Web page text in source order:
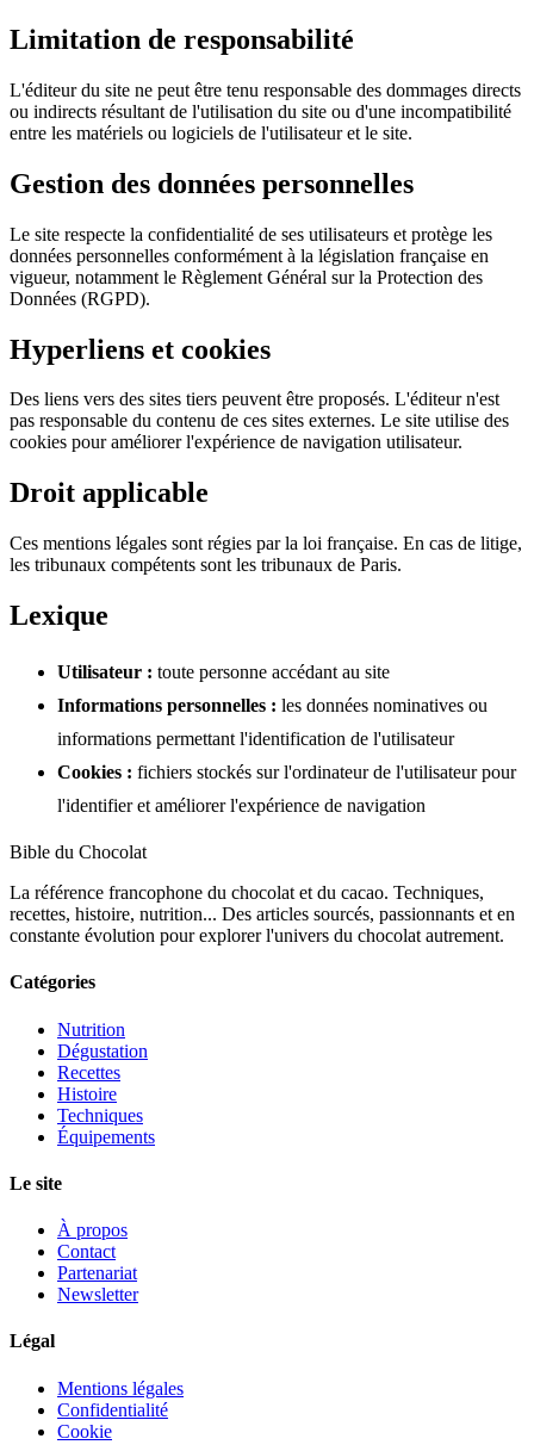
Limitation de responsabilité
L'éditeur du site ne peut être tenu responsable des dommages directs
ou indirects résultant de l'utilisation du site ou d'une incompatibilité
entre les matériels ou logiciels de l'utilisateur et le site.
Gestion des données personnelles
Le site respecte la confidentialité de ses utilisateurs et protège les
données personnelles conformément à la législation française en
vigueur, notamment le Règlement Général sur la Protection des
Données (RGPD).
Hyperliens et cookies
Des liens vers des sites tiers peuvent être proposés. L'éditeur n'est
pas responsable du contenu de ces sites externes. Le site utilise des
cookies pour améliorer l'expérience de navigation utilisateur.
Droit applicable
Ces mentions légales sont régies par la loi française. En cas de litige,
les tribunaux compétents sont les tribunaux de Paris.
Lexique
Utilisateur : toute personne accédant au site
Informations personnelles : les données nominatives ou
informations permettant l'identification de l'utilisateur
Cookies : fichiers stockés sur l'ordinateur de l'utilisateur pour
l'identifier et améliorer l'expérience de navigation
Bible du Chocolat
La référence francophone du chocolat et du cacao. Techniques,
recettes, histoire, nutrition... Des articles sourcés, passionnants et en
constante évolution pour explorer l'univers du chocolat autrement.
Catégories
Nutrition
Dégustation
Recettes
Histoire
Techniques
Équipements
Le site
À propos
Contact
Partenariat
Newsletter
Légal
Mentions légales
Confidentialité
Cookie